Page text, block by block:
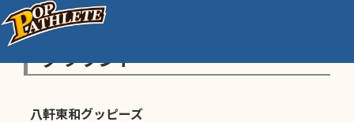
9:00〜14:00 練習@琴似中央小
グラウンド
八軒東和グッピーズ